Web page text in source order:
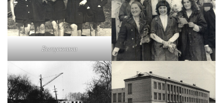
Выпускники